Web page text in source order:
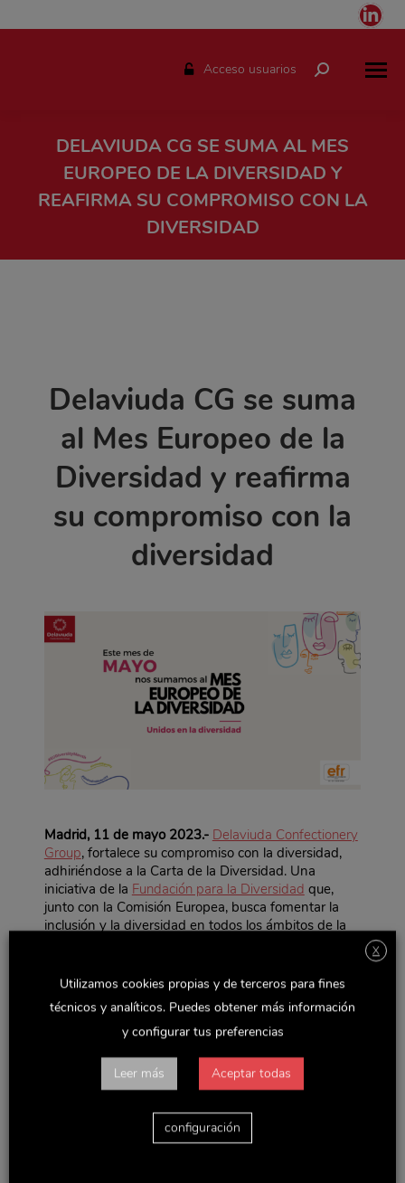
Acceso usuarios Buscar:
DELAVIUDA CG SE SUMA AL MES
EUROPEO DE LA DIVERSIDAD Y
REAFIRMA SU COMPROMISO CON LA
DIVERSIDAD
Delaviuda CG se suma
al Mes Europeo de la
Diversidad y reafirma
su compromiso con la
diversidad
Madrid, 11 de mayo 2023.- Delaviuda Confectionery
Group, fortalece su compromiso con la diversidad,
adhiriéndose a la Carta de la Diversidad. Una
iniciativa de la Fundación para la Diversidad que,
junto con la Comisión Europea, busca fomentar la
inclusión y la diversidad en todos los ámbitos de la
paso más en su compromiso por fomentar la
igualdad de oportunidades y la no discriminación,
asumiendo los diez principios que promueve la
Sensibilización
Construcción de una plantilla diversa
Consideración de la diversidad en todas las
políticas de dirección de las personas
X
Utilizamos cookies propias y de terceros para fines
técnicos y analíticos. Puedes obtener más información
y configurar tus preferencias
Leer más Aceptar todas
configuración